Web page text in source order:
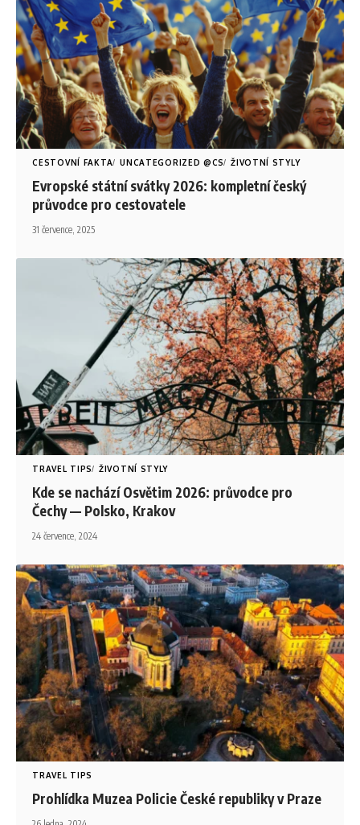
CESTOVNÍ FAKTA UNCATEGORIZED @CS ŽIVOTNÍ STYLY
Evropské státní svátky 2026: kompletní český
průvodce pro cestovatele
31 července, 2025
TRAVEL TIPS ŽIVOTNÍ STYLY
Kde se nachází Osvětim 2026: průvodce pro
Čechy — Polsko, Krakov
24 července, 2024
TRAVEL TIPS
Prohlídka Muzea Policie České republiky v Praze